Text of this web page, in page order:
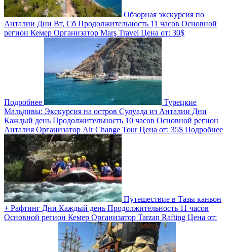
Обзорная экскурсия по
Анталии Дни Вт, Сб Продолжительность 11 часов Основной
регион Кемер Организатор Marş Travel Цена от: 30$
Подробнее
Турецкие
Мальдивы: Экскурсия на остров Сулуада из Анталии Дни
Каждый день Продолжительность 10 часов Основной регион
Анталия Организатор Air Change TourЦена от: 35$ Подробнее
Путешествие в Тазы каньон
+ Рафтинг Дни Каждый день Продолжительность 11 часов
Основной регион Кемер Организатор Tarzan Rafting Цена от: